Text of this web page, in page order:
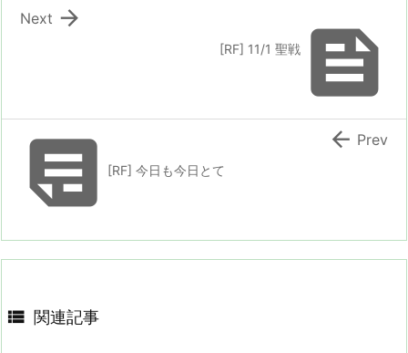

[RF] 11/1 聖戦

Next
[RF] 今日も今日とて
 Prev
 関連記事